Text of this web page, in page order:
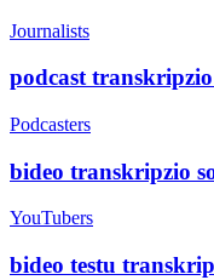
Journalists
podcast
Podcasters
bideo transkripzio
YouTubers
bideo testu